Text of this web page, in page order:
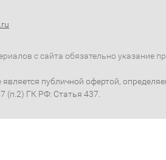
с сайта обязательно указание
публичной офертой,
(п.2) ГК РФ: Статья 437.